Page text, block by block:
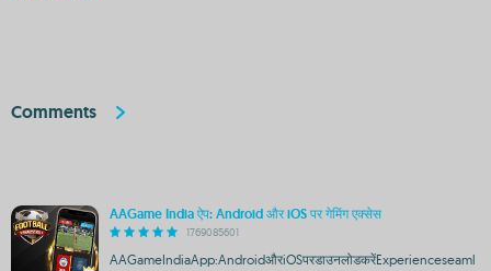
Comments
AAGame India ऐप: Android और iOS पर गेमिंग एक्सेस
1769085601
AAGameIndiaApp:AndroidऔरiOSपरडाउनलोडकरेंExperienceseaml